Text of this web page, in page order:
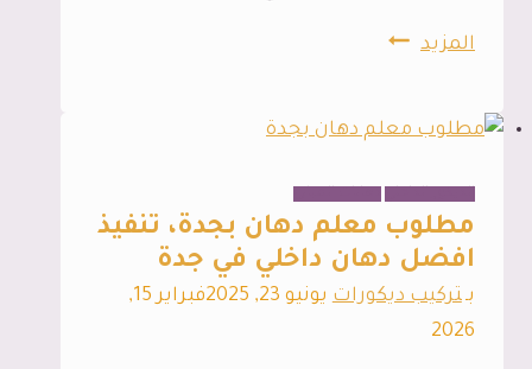
المزيدحواجز
الشامل
لاختيار
أفضل
فواصل
مطلوب معلم دهان بجدة، تنفيذ
افضل دهان داخلي في جدة
بـتركيب ديكورات يونيو 23, 2025
فبراير 15,
2026